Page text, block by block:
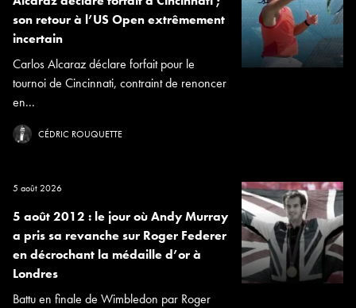
son retour à l’US Open extrêmement
incertain
Carlos Alcaraz déclare forfait pour le
tournoi de Cincinnati, contraint de renoncer
en...
CÉDRIC ROUQUETTE
5 août 2026
5 août 2012 : le jour où Andy Murray
a pris sa revanche sur Roger Federer
en décrochant la médaille d’or à
Londres
Battu en finale de Wimbledon par Roger